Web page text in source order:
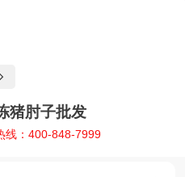
猪肘子批发
线：400-848-7999